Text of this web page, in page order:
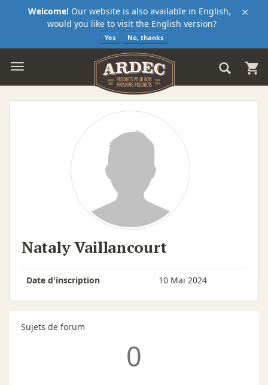
×
Welcome! Our website is also available in English,
would you like to visit the English version?
Yes No, thanks
Nataly Vaillancourt
Date d'inscription 10 Mai 2024
Sujets de forum
0